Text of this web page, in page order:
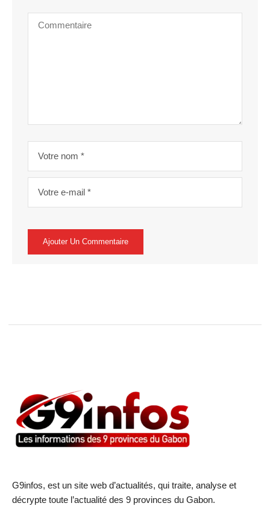
G9infos, est un site web d’actualités, qui traite, analyse et
décrypte toute l’actualité des 9 provinces du Gabon.